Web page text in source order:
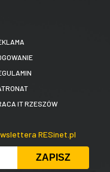
IT RZESZÓW
RESinet.pl